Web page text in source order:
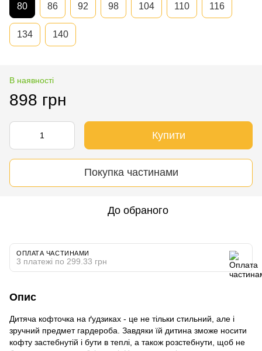
80 86 92 98 104 110 116
134 140
В наявності
898 грн
Купити
Покупка частинами
До обраного
ОПЛАТА ЧАСТИНАМИ
3 платежі по 299.33 грн
Опис
Дитяча кофточка на ґудзиках - це не тільки стильний, але і
зручний предмет гардероба. Завдяки їй дитина зможе носити
кофту застебнутій і бути в теплі, а також розстебнути, щоб не